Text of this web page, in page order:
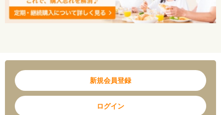
新規会員登録
ログイン